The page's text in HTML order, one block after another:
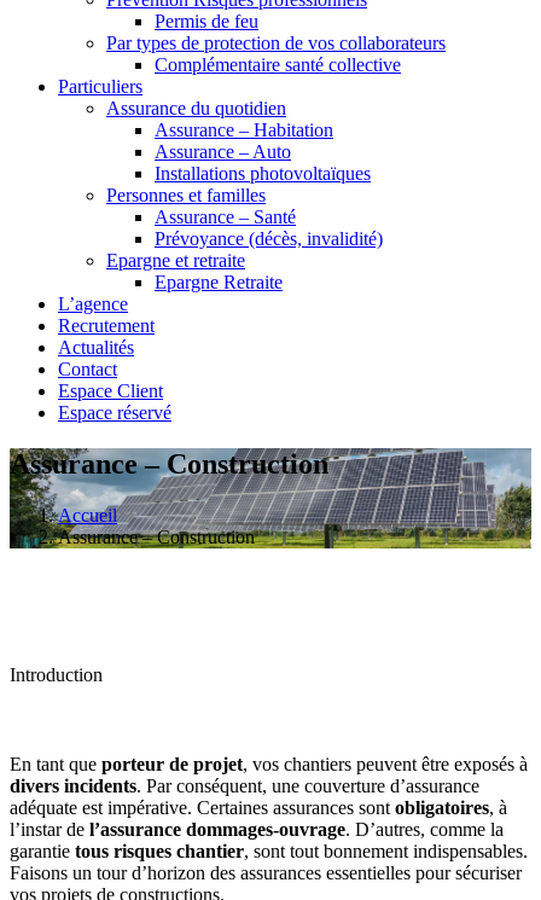
Permis de feu
Par types de protection de vos collaborateurs
Complémentaire santé collective
Particuliers
Assurance du quotidien
Assurance – Habitation
Assurance – Auto
Installations photovoltaïques
Personnes et familles
Assurance – Santé
Prévoyance (décès, invalidité)
Epargne et retraite
Epargne Retraite
L’agence
Recrutement
Actualités
Contact
Espace Client
Espace réservé
Assurance – Construction
Accueil
Assurance – Construction
Introduction
En tant que porteur de projet, vos chantiers peuvent être exposés à
divers incidents. Par conséquent, une couverture d’assurance
adéquate est impérative. Certaines assurances sont obligatoires, à
l’instar de l’assurance dommages-ouvrage. D’autres, comme la
garantie tous risques chantier, sont tout bonnement indispensables.
Faisons un tour d’horizon des assurances essentielles pour sécuriser
vos projets de constructions.